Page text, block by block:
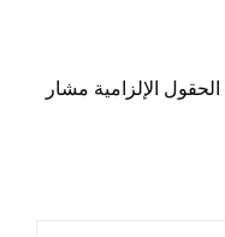
الحقول الإلزامية مشار